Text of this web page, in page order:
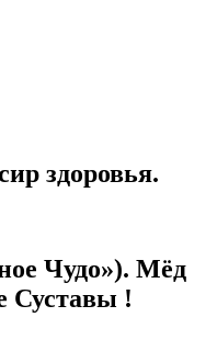
здоровья.
Чудо»). Мёд
Суставы !